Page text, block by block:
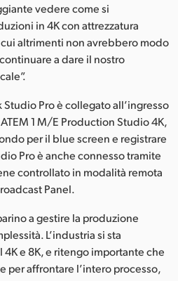
vedere come si
in 4K con attrezzatura
altrimenti non avrebbero modo
a dare il nostro
Pro è collegato all’ingresso
1 M/E Production Studio 4K,
per il blue screen e registrare
Pro è anche connesso tramite
controllato in modalità remota
Panel.
a gestire la produzione
L’industria si sta
e 8K, e ritengo importante che
per affrontare l’intero processo,